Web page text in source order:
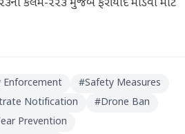
કલમ-૨૨૩ મુજબ ફરીયાદ માંડવા માટે
Enforcement #Safety Measures
Notification #Drone Ban
Prevention